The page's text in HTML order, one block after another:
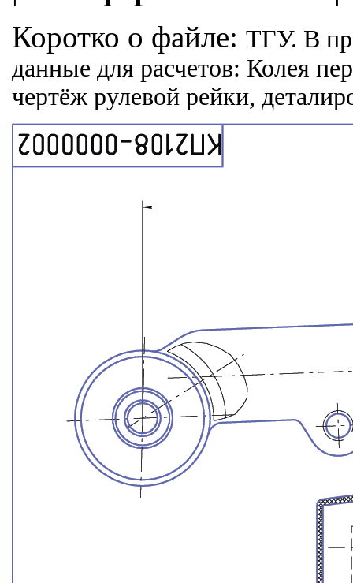
Коротко о файле: ТГУ. В
данные для расчетов: Колея
чертёж рулевой рейки,